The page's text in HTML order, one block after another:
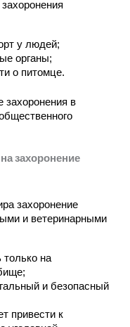
у людей;
органы;
о питомце.
захоронения в
захоронение
захоронение
и ветеринарными
на
и безопасный
привести к